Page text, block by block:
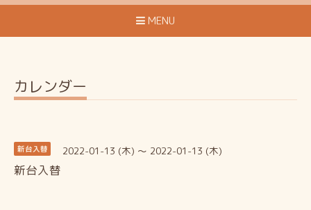
MENU
カレンダー
新台入替 2022-01-13 (木) ～ 2022-01-13 (木)
新台入替